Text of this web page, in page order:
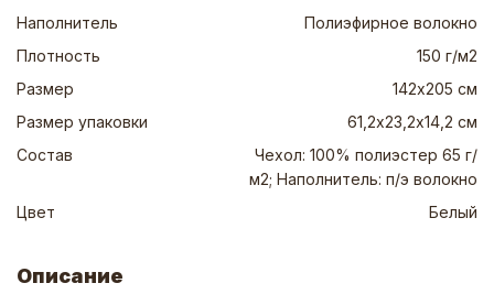
Наполнитель
Полиэфирное волокно
Плотность
150 г/м2
Размер
142х205 см
Размер упаковки
61,2х23,2х14,2 см
Состав
Чехол: 100% полиэстер 65 г/
м2; Наполнитель: п/э волокно
Цвет
Белый
Описание